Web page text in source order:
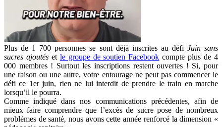
Plus de 1 700 personnes se sont déjà inscrites au défi Juin sans
sucres ajoutéset le groupe de soutien Facebook compte plus de 4
000 membres ! Surtout les inscriptions restent ouvertes ! Si, pour
une raison ou une autre, votre entourage ne peut pas commencer le
défi ce 1er juin, rien ne lui interdit de prendre le train en marche
lorsqu’il le pourra.
Comme indiqué dans nos communications précédentes, afin de
mieux faire comprendre que l’excès de sucre pose de nombreux
problèmes de santé, nous avons cette année renforcé la dimension «